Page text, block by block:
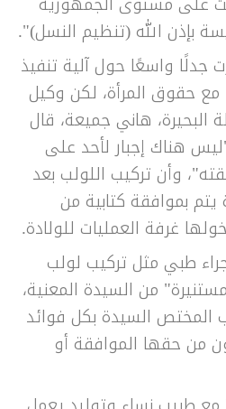
بإذن الله (تنظيم النسل)".
جدلًا واسعًا حول آلية تنفيذ
مع حقوق المرأة، لكن وكيل
هاني جميعة، قال
هناك إجبار لأحد على
وأن تركيب اللولب بعد
يتم بموافقة كتابية من
غرفة العمليات للولادة.
طبي مثل تركيب لولب
من السيدة المعنية،
المختص السيدة بكل فوائد
من حقها الموافقة أو